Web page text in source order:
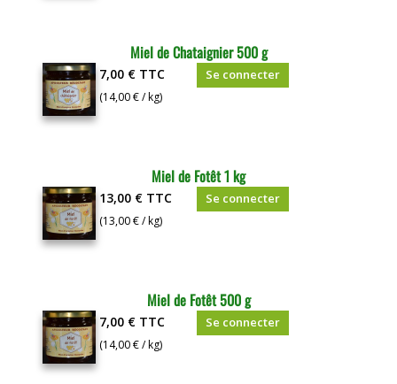
Miel de Chataignier 500 g
7,00 € TTC
(14,00 € / kg)
Se connecter
Miel de Fotêt 1 kg
13,00 € TTC
(13,00 € / kg)
Se connecter
Miel de Fotêt 500 g
7,00 € TTC
(14,00 € / kg)
Se connecter